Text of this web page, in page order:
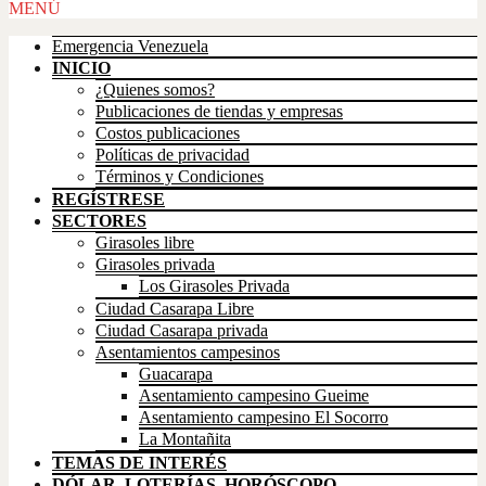
Scroll
MENÚ
Emergencia Venezuela
INICIO
¿Quienes somos?
Publicaciones de tiendas y empresas
Costos publicaciones
Políticas de privacidad
Términos y Condiciones
REGÍSTRESE
SECTORES
Girasoles libre
Girasoles privada
Los Girasoles Privada
Ciudad Casarapa Libre
Ciudad Casarapa privada
Asentamientos campesinos
Guacarapa
Asentamiento campesino Gueime
Asentamiento campesino El Socorro
La Montañita
TEMAS DE INTERÉS